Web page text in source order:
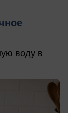
воду в